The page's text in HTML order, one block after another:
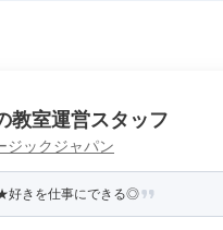
教室運営スタッフ
ジックジャパン
好きを仕事にできる◎